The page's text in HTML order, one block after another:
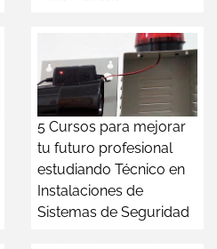
5 Cursos para mejorar
tu futuro profesional
estudiando Técnico en
Instalaciones de
Sistemas de Seguridad